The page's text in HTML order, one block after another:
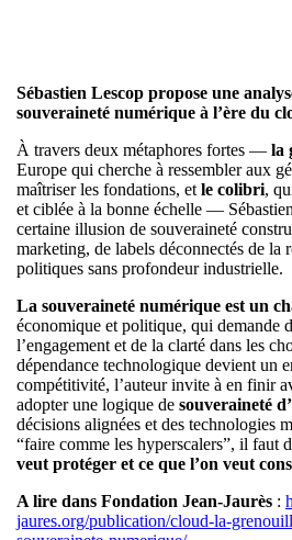
Sébastien Lescop propose une
souveraineté numérique à l’ère du
À travers deux métaphores fortes — la
Europe qui cherche à ressembler aux
maîtriser les fondations, et le colibri,
et ciblée à la bonne échelle —
certaine illusion de souveraineté
marketing, de labels déconnectés de la
politiques sans profondeur industrielle.
La souveraineté numérique est un
économique et politique, qui demande
l’engagement et de la clarté dans les
dépendance technologique devient un
compétitivité, l’auteur invite à en finir
adopter une logique de souveraineté
décisions alignées et des technologies
“faire comme les hyperscalers”, il faut
veut protéger et ce que l’on veut
A lire dans Fondation Jean-Jaurès :
jaures.org/publication/cloud-la-